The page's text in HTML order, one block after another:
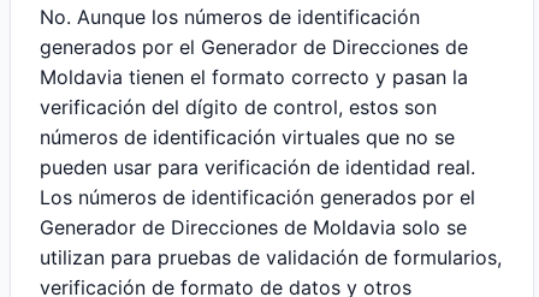
No. Aunque los números de identificación
generados por el Generador de Direcciones de
Moldavia tienen el formato correcto y pasan la
verificación del dígito de control, estos son
números de identificación virtuales que no se
pueden usar para verificación de identidad real.
Los números de identificación generados por el
Generador de Direcciones de Moldavia solo se
utilizan para pruebas de validación de formularios,
verificación de formato de datos y otros